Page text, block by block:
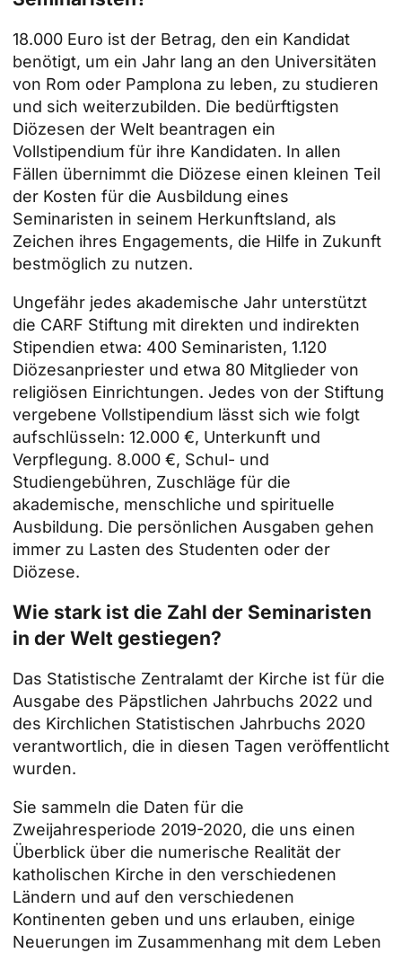
18.000 Euro ist der Betrag, den ein Kandidat
benötigt, um ein Jahr lang an den Universitäten
von Rom oder Pamplona zu leben, zu studieren
und sich weiterzubilden. Die bedürftigsten
Diözesen der Welt beantragen ein
Vollstipendium für ihre Kandidaten. In allen
Fällen übernimmt die Diözese einen kleinen Teil
der Kosten für die Ausbildung eines
Seminaristen in seinem Herkunftsland, als
Zeichen ihres Engagements, die Hilfe in Zukunft
bestmöglich zu nutzen.
Ungefähr jedes akademische Jahr unterstützt
die CARF Stiftung mit direkten und indirekten
Stipendien etwa: 400 Seminaristen, 1.120
Diözesanpriester und etwa 80 Mitglieder von
religiösen Einrichtungen. Jedes von der Stiftung
vergebene Vollstipendium lässt sich wie folgt
aufschlüsseln: 12.000 €, Unterkunft und
Verpflegung. 8.000 €, Schul- und
Studiengebühren, Zuschläge für die
akademische, menschliche und spirituelle
Ausbildung. Die persönlichen Ausgaben gehen
immer zu Lasten des Studenten oder der
Diözese.
Wie stark ist die Zahl der Seminaristen
in der Welt gestiegen?
Das Statistische Zentralamt der Kirche ist für die
Ausgabe des Päpstlichen Jahrbuchs 2022 und
des Kirchlichen Statistischen Jahrbuchs 2020
verantwortlich, die in diesen Tagen veröffentlicht
wurden.
Sie sammeln die Daten für die
Zweijahresperiode 2019-2020, die uns einen
Überblick über die numerische Realität der
katholischen Kirche in den verschiedenen
Ländern und auf den verschiedenen
Kontinenten geben und uns erlauben, einige
Neuerungen im Zusammenhang mit dem Leben